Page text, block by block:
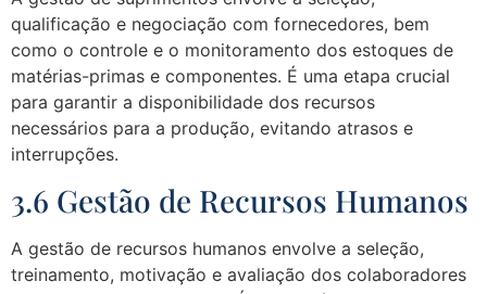
qualificação e negociação com fornecedores, bem
como o controle e o monitoramento dos estoques de
matérias-primas e componentes. É uma etapa crucial
para garantir a disponibilidade dos recursos
necessários para a produção, evitando atrasos e
interrupções.
3.6 Gestão de Recursos Humanos
A gestão de recursos humanos envolve a seleção,
treinamento, motivação e avaliação dos colaboradores